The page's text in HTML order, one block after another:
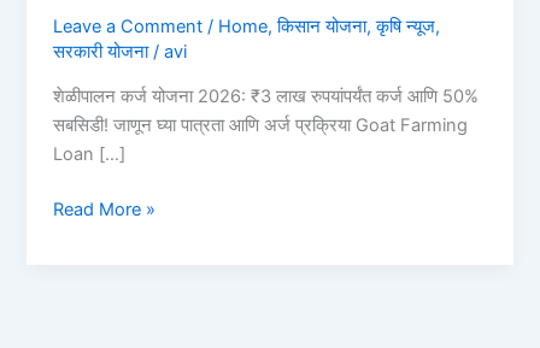
Leave a Comment / Home,किसान योजना,कृषि न्यूज,
सरकारी योजना/avi
शेळीपालन कर्ज योजना 2026: ₹3 लाख रुपयांपर्यंत कर्ज आणि 50%
सबसिडी! जाणून घ्या पात्रता आणि अर्ज प्रक्रिया Goat Farming
Loan […]
शेळीपालन
Read More »